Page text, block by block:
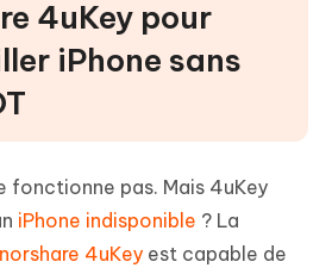
4uKey pour
iPhone sans
fonctionne pas. Mais 4uKey
iPhone indisponible ? La
4uKey est capable de